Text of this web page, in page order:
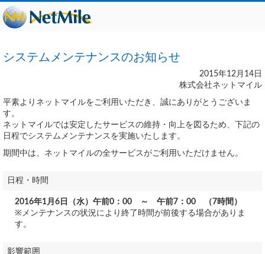
システムメンテナンスのお知らせ
2015年12月14日
株式会社ネットマイル
平素よりネットマイルをご利用いただき、誠にありがとうございま
す。
ネットマイルでは安定したサービスの維持・向上を図るため、下記の
日程でシステムメンテナンスを実施いたします。
期間中は、ネットマイルの全サービスがご利用いただけません。
日程・時間
2016年1月6日（水）午前0：00 ～ 午前7：00 （7時間）
※メンテナンスの状況により終了時間が前後する場合がありま
す。
影響範囲